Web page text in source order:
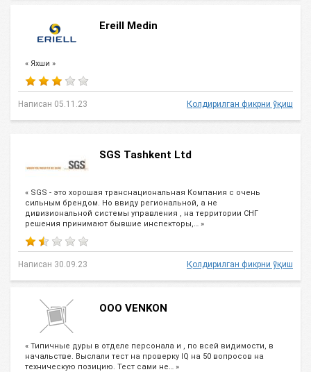
Ereill Medin
« Яхши »
Написан 05.11.23 Қолдирилган фикрни ўқиш
SGS Tashkent Ltd
« SGS - это хорошая транснациональная Компания с очень
сильным брендом. Но ввиду региональной, а не
дивизиональной системы управления , на территории СНГ
решения принимают бывшие инспекторы,… »
Написан 30.09.23 Қолдирилган фикрни ўқиш
ООО VENKON
« Типичные дуры в отделе персонала и , по всей видимости, в
начальстве. Выслали тест на проверку IQ на 50 вопросов на
техническую позицию. Тест сами не… »